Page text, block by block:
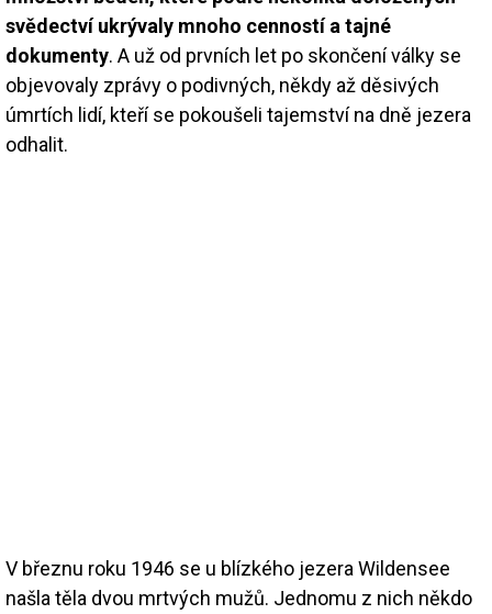
svědectví ukrývaly mnoho cenností a tajné
dokumenty. A už od prvních let po skončení války se
objevovaly zprávy o podivných, někdy až děsivých
úmrtích lidí, kteří se pokoušeli tajemství na dně jezera
odhalit.
V březnu roku 1946 se u blízkého jezera Wildensee
našla těla dvou mrtvých mužů. Jednomu z nich někdo